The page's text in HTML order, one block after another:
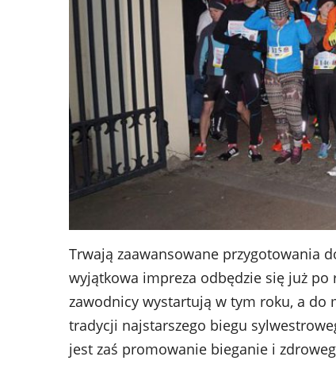
Trwają zaawansowane przygotowania
wyjątkowa impreza odbędzie się już
zawodnicy wystartują w tym roku, a do
tradycji najstarszego biegu
jest zaś promowanie bieganie i